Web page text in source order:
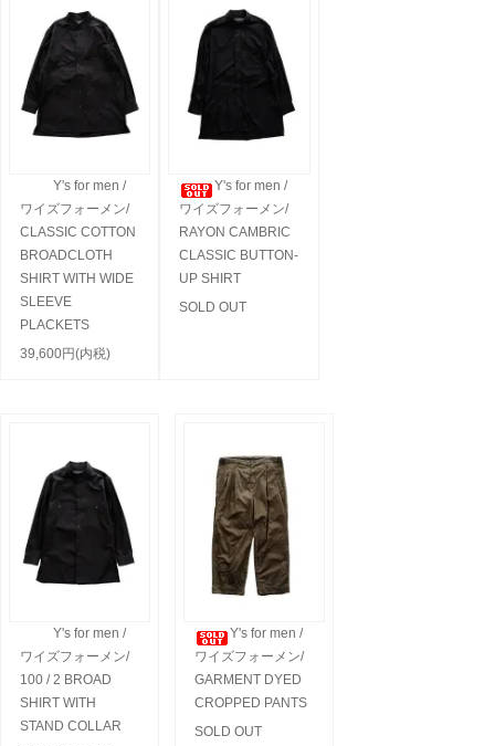
Y's for men /
ワイズフォーメン/
CLASSIC COTTON
BROADCLOTH
SHIRT WITH WIDE
SLEEVE
PLACKETS
39,600円(内税)
Y's for men /
ワイズフォーメン/
RAYON CAMBRIC
CLASSIC BUTTON-
UP SHIRT
SOLD OUT
Y's for men /
ワイズフォーメン/
100 / 2 BROAD
SHIRT WITH
STAND COLLAR
Y's for men /
ワイズフォーメン/
GARMENT DYED
CROPPED PANTS
SOLD OUT